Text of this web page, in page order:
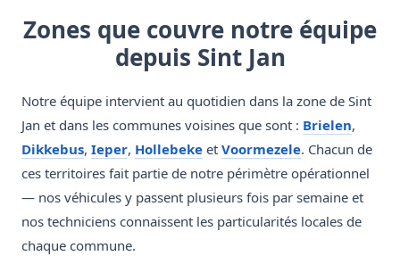
Zones que couvre notre équipe
depuis Sint Jan
Notre équipe intervient au quotidien dans la zone de Sint
Jan et dans les communes voisines que sont : Brielen,
Dikkebus, Ieper, Hollebeke et Voormezele. Chacun de
ces territoires fait partie de notre périmètre opérationnel
— nos véhicules y passent plusieurs fois par semaine et
nos techniciens connaissent les particularités locales de
chaque commune.